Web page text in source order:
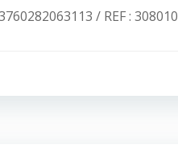
/ REF : 308010